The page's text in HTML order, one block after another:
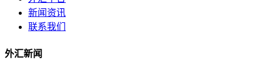
新闻资讯
联系我们
外汇新闻